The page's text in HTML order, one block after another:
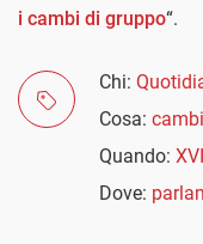
i cambi di gruppo“.
Chi:
Cosa:
Quando:
Dove: